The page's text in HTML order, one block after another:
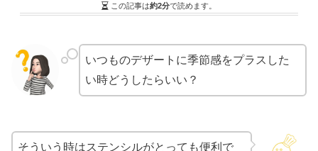
この記事は約2分で読めます。
いつものデザートに季節感をプラスした
い時どうしたらいい？
そういう時はステンシルがとっても便利で